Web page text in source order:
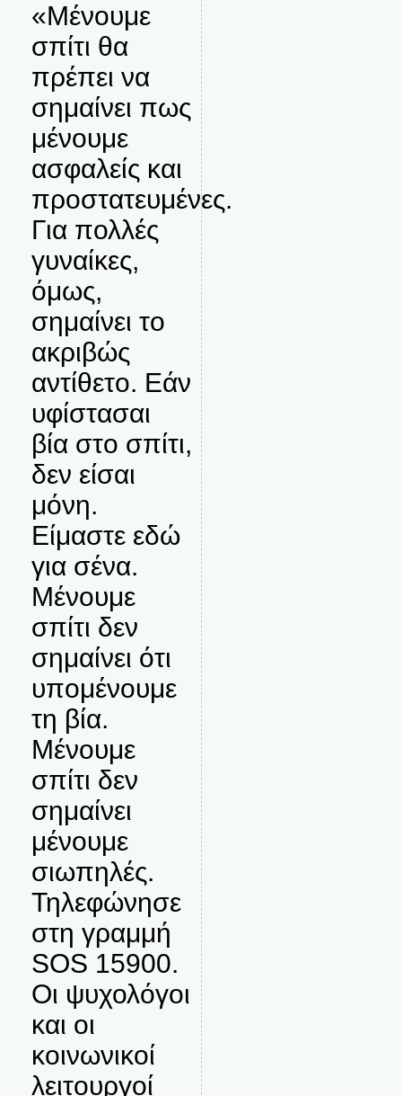
«Μένουμε
σπίτι θα
πρέπει να
σημαίνει πως
μένουμε
ασφαλείς και
προστατευμένες.
Για πολλές
γυναίκες,
όμως,
σημαίνει το
ακριβώς
αντίθετο. Εάν
υφίστασαι
βία στο σπίτι,
δεν είσαι
μόνη.
Είμαστε εδώ
για σένα.
Μένουμε
σπίτι δεν
σημαίνει ότι
υπομένουμε
τη βία.
Μένουμε
σπίτι δεν
σημαίνει
μένουμε
σιωπηλές.
Τηλεφώνησε
στη γραμμή
SOS 15900.
Οι ψυχολόγοι
και οι
κοινωνικοί
λειτουργοί